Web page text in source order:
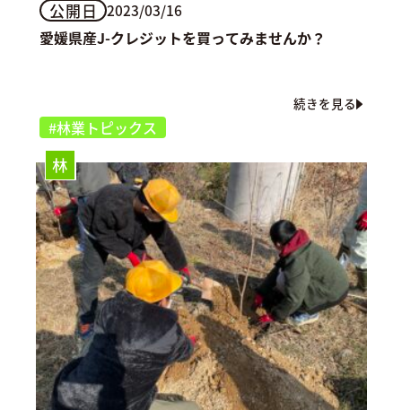
公開日 2023/03/16
愛媛県産J-クレジットを買ってみませんか？
続きを見る
#林業トピックス
林